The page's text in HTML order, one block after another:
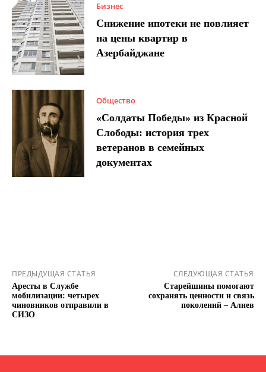
Бизнес
Снижение ипотеки не повлияет
на цены квартир в
Азербайджане
Общество
«Солдаты Победы» из Красной
Слободы: история трех
ветеранов в семейных
документах
ПРЕДЫДУЩАЯ СТАТЬЯ
Аресты в Службе
мобилизации: четырех
чиновников отправили в
СИЗО
СЛЕДУЮЩАЯ СТАТЬЯ
Старейшины помогают
сохранять ценности и связь
поколений – Алиев